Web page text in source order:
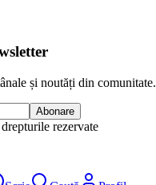
și noutăți din comunitate.
Abonare
rezervate